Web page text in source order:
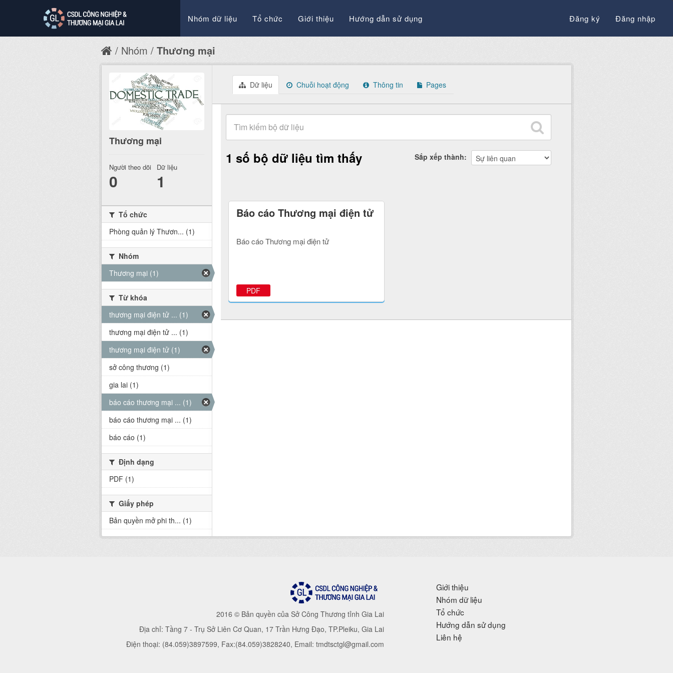
Nhóm dữ liệu Tổ chức Giới thiệu Hướng dẫn sử dụng Đăng ký Đăng nhập
Nhóm Thương mại
Dữ liệu Chuỗi hoạt động Thông tin Pages
Sắp xếp thành
1 số bộ dữ liệu tìm thấy
Báo cáo Thương mại điện tử
Báo cáo Thương mại điện tử
PDF
Thương mại
Người theo dõi
0
Dữ liệu
1
Tổ chức
Phòng quản lý Thươn... (1)
Nhóm
Thương mại (1)
Từ khóa
thương mại điện tử ... (1)
thương mại điện tử ... (1)
thương mại điện tử (1)
sở công thương (1)
gia lai (1)
báo cáo thương mại ... (1)
báo cáo thương mại ... (1)
báo cáo (1)
Định dạng
PDF (1)
Giấy phép
Bản quyền mở phi th... (1)
2016 © Bản quyền của Sở Công Thương tỉnh Gia Lai
Địa chỉ: Tầng 7 - Trụ Sở Liên Cơ Quan, 17 Trần Hưng Đạo, TP.Pleiku, Gia Lai
Điện thoại: (84.059)3897599, Fax:(84.059)3828240, Email: tmdtsctgl@gmail.com
Giới thiệu
Nhóm dữ liệu
Tổ chức
Hướng dẫn sử dụng
Liên hệ